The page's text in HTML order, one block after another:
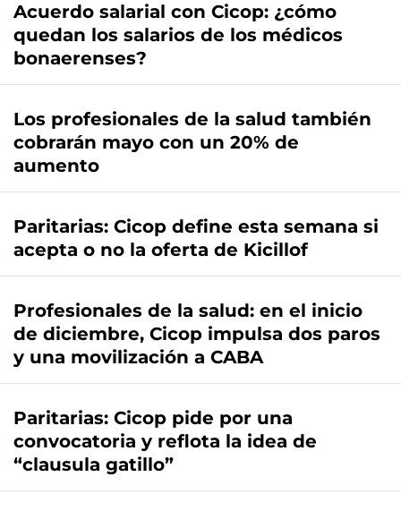
Acuerdo salarial con Cicop: ¿cómo
quedan los salarios de los médicos
bonaerenses?
Los profesionales de la salud también
cobrarán mayo con un 20% de
aumento
Paritarias: Cicop define esta semana si
acepta o no la oferta de Kicillof
Profesionales de la salud: en el inicio
de diciembre, Cicop impulsa dos paros
y una movilización a CABA
Paritarias: Cicop pide por una
convocatoria y reflota la idea de
“clausula gatillo”